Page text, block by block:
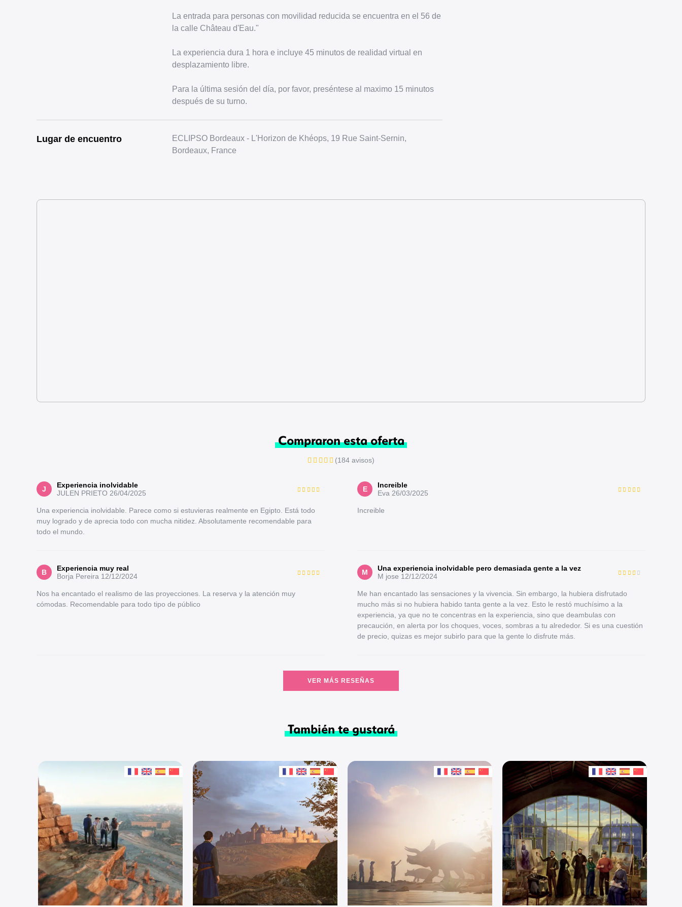
La entrada para personas con movilidad reducida se encuentra en el 56 de
la calle Château d'Eau."
La experiencia dura 1 hora e incluye 45 minutos de realidad virtual en
desplazamiento libre.
Para la última sesión del día, por favor, preséntese al maximo 15 minutos
después de su turno.
Lugar de encuentro
ECLIPSO Bordeaux - L'Horizon de Khéops, 19 Rue Saint-Sernin,
Bordeaux, France
Compraron esta oferta
(184 avisos)
J
Experiencia inolvidable
JULEN PRIETO 26/04/2025
Una experiencia inolvidable. Parece como si estuvieras realmente en Egipto. Está todo
muy logrado y de aprecia todo con mucha nitidez. Absolutamente recomendable para
todo el mundo.
E
Increible
Eva 26/03/2025
Increible
B
Experiencia muy real
Borja Pereira 12/12/2024
Nos ha encantado el realismo de las proyecciones. La reserva y la atención muy
cómodas. Recomendable para todo tipo de público
M
Una experiencia inolvidable pero demasiada gente a la vez
M jose 12/12/2024
Me han encantado las sensaciones y la vivencia. Sin embargo, la hubiera disfrutado
mucho más si no hubiera habido tanta gente a la vez. Esto le restó muchísimo a la
experiencia, ya que no te concentras en la experiencia, sino que deambulas con
precaución, en alerta por los choques, voces, sombras a tu alrededor. Si es una cuestión
de precio, quizas es mejor subirlo para que la gente lo disfrute más.
VER MÁS RESEÑAS
También te gustará